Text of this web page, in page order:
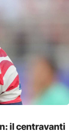
il centravanti